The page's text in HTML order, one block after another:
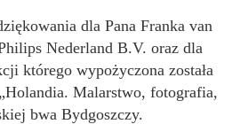
dla Pana Franka van
Nederland B.V. oraz dla
którego wypożyczona została
Malarstwo, fotografia,
bwa Bydgoszczy.